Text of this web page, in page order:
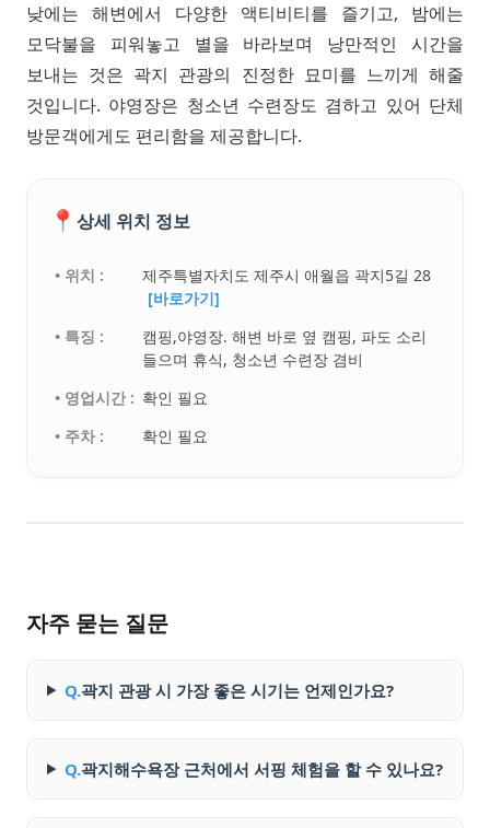
낮에는 해변에서 다양한 액티비티를 즐기고, 밤에는
모닥불을 피워놓고 별을 바라보며 낭만적인 시간을
보내는 것은 곽지 관광의 진정한 묘미를 느끼게 해줄
것입니다. 야영장은 청소년 수련장도 겸하고 있어 단체
방문객에게도 편리함을 제공합니다.
📍 상세 위치 정보
• 위치 :
제주특별자치도 제주시 애월읍 곽지5길 28
[바로가기]
• 특징 :
캠핑,야영장. 해변 바로 옆 캠핑, 파도 소리
들으며 휴식, 청소년 수련장 겸비
• 영업시간 : 확인 필요
• 주차 :
확인 필요
자주 묻는 질문
Q.곽지 관광 시 가장 좋은 시기는 언제인가요?
Q.곽지해수욕장 근처에서 서핑 체험을 할 수 있나요?